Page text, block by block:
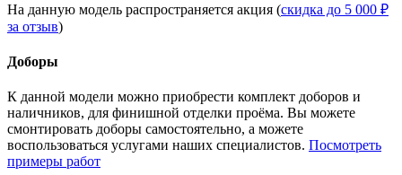
На данную модель распространяется акция (скидка до 5 000 ₽
за отзыв)
Доборы
К данной модели можно приобрести комплект доборов и
наличников, для финишной отделки проёма. Вы можете
смонтировать доборы самостоятельно, а можете
воспользоваться услугами наших специалистов. Посмотреть
примеры работ